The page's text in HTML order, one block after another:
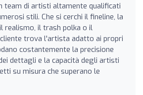
team di artisti altamente qualificati
stili. Che si cerchi il fineline, la
realismo, il trash polka o il
trova l'artista adatto ai propri
costantemente la precisione
dettagli e la capacità degli artisti
su misura che superano le